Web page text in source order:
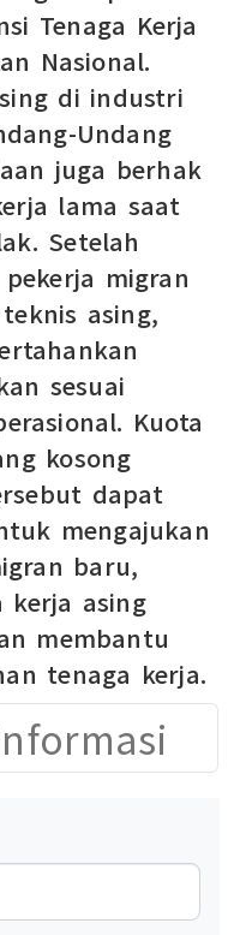
Tenaga Kerja
Nasional.
di industri
Undang
juga berhak
lama saat
Setelah
migran
asing,
sesuai
Kuota
kosong
dapat
mengajukan
baru,
kerja asing
membantu
tenaga kerja.